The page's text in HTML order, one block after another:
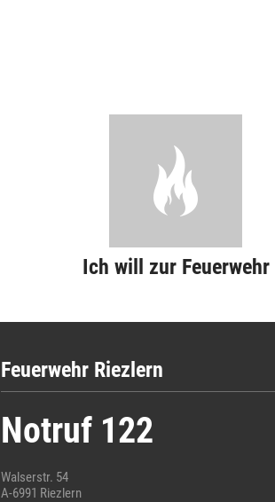
Ich will zur Feuerwehr
Feuerwehr Riezlern
Notruf 122
Walserstr. 54
A-6991 Riezlern